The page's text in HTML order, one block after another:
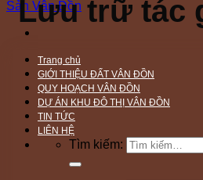
Trang chủ
GIỚI THIỆU ĐẤT VÂN ĐỒN
QUY HOẠCH VÂN ĐỒN
DỰ ÁN KHU ĐÔ THỊ VÂN ĐỒN
TIN TỨC
LIÊN HỆ
Tìm kiếm:
Lưu trữ tác